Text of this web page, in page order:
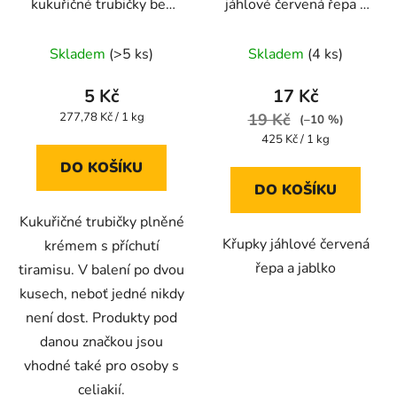
kukuřičné trubičky bez
hodnocení
produktu
je
z
Skladem (>5 ks)
5 Kč
Měrná
277,78 Kč / 1 kg
DO KOŠÍKU
Kukuřičné trubičky plněné
krémem s příchutí
tiramisu. V balení po dvou
kusech, neboť jedné nikdy
není dost. Produkty pod
danou značkou jsou
vhodné také pro osoby s
celiakií.
jáhlové červená řepa a
hodnocení
produktu
je
5,0
5
Skladem (4 ks)
17 Kč
19 Kč
(–10 %)
Měrná
425 Kč / 1 kg
DO KOŠÍKU
Křupky jáhlové červená
řepa a jablko